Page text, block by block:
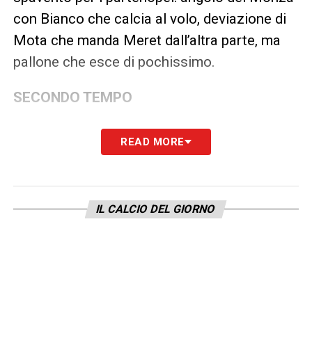
con Bianco che calcia al volo, deviazione di
Mota che manda Meret dall’altra parte, ma
pallone che esce di pochissimo.
SECONDO TEMPO
Anche nella ripresa il Napoli inizia con ritmi
molto compassati nei primi minuti. Per
ad Anguissa e Raspadori. Ed è proprio l’ex
Sassuolo che sembra ravvivare la squadra:
READ MORE
IL CALCIO DEL GIORNO